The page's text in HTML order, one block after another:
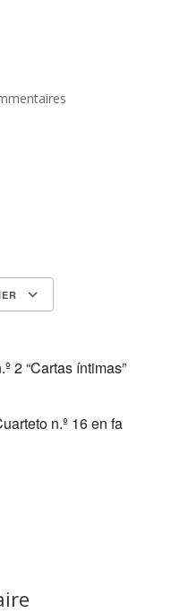
2 “Cartas íntimas”
n.º 16 en fa